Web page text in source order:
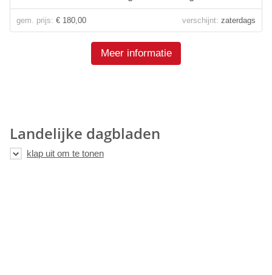
gem. prijs: € 180,00 verschijnt: zaterdags
Meer informatie
Landelijke dagbladen